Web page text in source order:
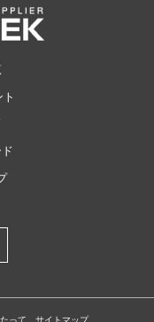
って サイトマップ